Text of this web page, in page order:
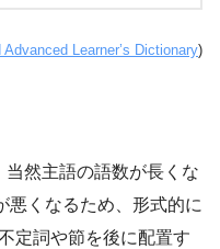
Advanced Learner’s Dictionary)
然主語の語数が長くな
悪くなるため、形式的に
定詞や節を後に配置す